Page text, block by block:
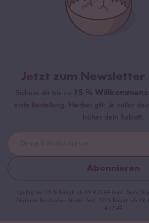
Jetzt zum Newsletter
Sichere dir bis zu 15 %
erste Bestellung. Hierbei gilt: Je voller
höher dein Rabatt.
Abonnieren
*gültig bei 15 % Rabatt ab 99 €/CHF (exkl. Sumi
Digitaler Reiskocher Starter Set), 10 % Rabatt ab 69
€/CHF